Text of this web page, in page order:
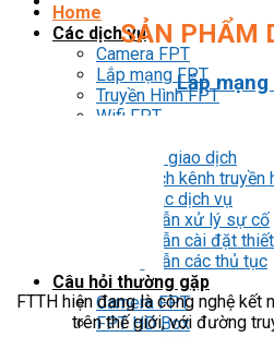
Home
Các dịch vụ
Camera FPT
Lắp mạng FPT
Truyền Hình FPT
Wifi FPT
Địa điểm giao dịch
Danh sách kênh truyền
HDSD các dịch vụ
Hướng dẫn xử lý sự cố
Hướng dẫn cài đặt
Hướng dẫn các thủ tục
Câu hỏi thường gặp
Camera FPT
FPT HD Box
SẢN PHẨM
Lắp mạng
FTTH hiện đang là công nghệ kết
trên thế giới, với đường